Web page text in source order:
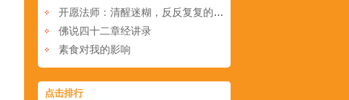
开愿法师：清醒迷糊，反反复复的，在提升吗？怎么样才是转烦恼为菩提呢？
佛说四十二章经讲录
素食对我的影响
点击排行